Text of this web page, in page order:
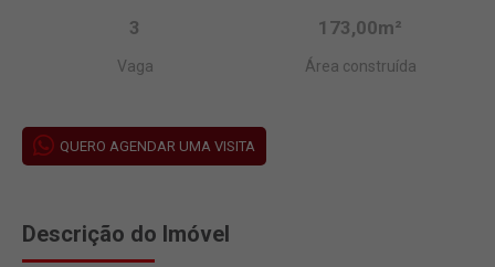
3
Vaga
173,00m²
Área construída
QUERO AGENDAR UMA VISITA
Descrição do Imóvel